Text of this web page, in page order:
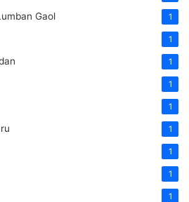
Gaol 1
1
1
1
1
1
1
1
1